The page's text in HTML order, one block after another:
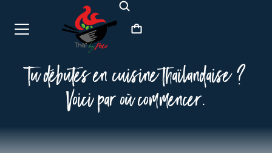
Tu débutes en cuisine thaïlandaise ?
Voici par où commencer.